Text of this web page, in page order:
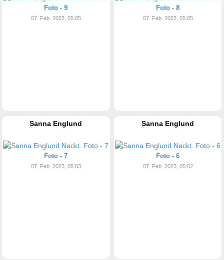
Foto - 9
07. Feb. 2023, 05:05
Foto - 8
07. Feb. 2023, 05:05
Sanna Englund
Foto - 7
07. Feb. 2023, 05:03
Sanna Englund
Foto - 6
07. Feb. 2023, 05:02